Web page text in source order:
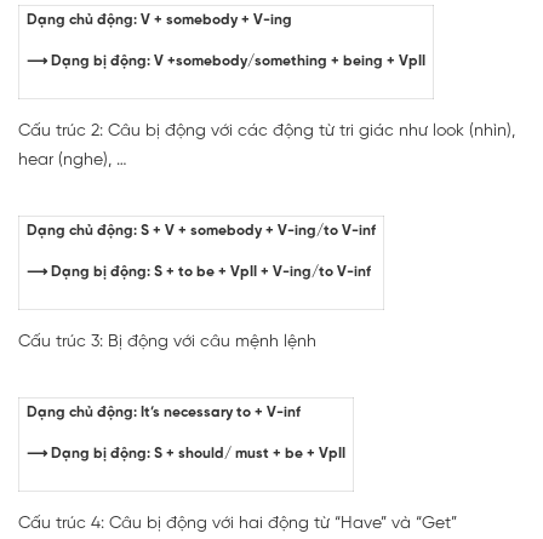
Dạng chủ động: V + somebody + V-ing
⟶ Dạng bị động: V +somebody/something + being + VpII
Cấu trúc 2: Câu bị động với các động từ tri giác như look (nhìn),
hear (nghe), …
Dạng chủ động: S + V + somebody + V-ing/to V-inf
⟶ Dạng bị động: S + to be + VpII + V-ing/to V-inf
Cấu trúc 3: Bị động với câu mệnh lệnh
Dạng chủ động: It’s necessary to + V-inf
⟶ Dạng bị động: S + should/ must + be + VpII
Cấu trúc 4: Câu bị động với hai động từ “Have” và “Get”